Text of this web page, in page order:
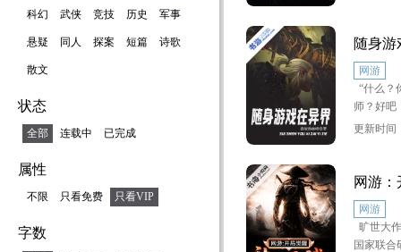
科幻 武侠 竞技 历史 军事
悬疑 同人 探案 短篇 诗歌
散文
状态
全部 连载中 已完成
属性
不限 只看免费 只看VIP
字数
至尊！
随身游
网游
“什么？
师？好吧
龙在手，
“纳尼？
兽、黄
你！！”
更新时间
网游
网游
旷世大
国家联合